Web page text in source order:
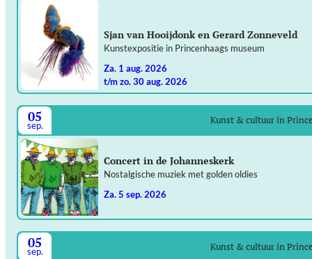
Sjan van Hooijdonk en Gerard Zonneveld
Kunstexpositie in Princenhaags museum
za. 1 aug. 2026
t/m zo. 30 aug. 2026
05
sep. Kunst & cultuur in
Concert in de Johanneskerk
Nostalgische muziek met golden oldies
za. 5 sep. 2026
05
sep. Kunst & cultuur in